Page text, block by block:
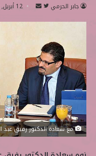
جابر الحرمي
ت
ع
ل
ى
ت
و
ي
ت
ر
ر
إ
ل
ك
12 أبريل, 2012
مع سعادة الدكتور رفيق عبد